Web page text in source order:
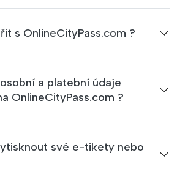
s OnlineCityPass.com ?
osobní a platební údaje
OnlineCityPass.com ?
své e-tikety nebo